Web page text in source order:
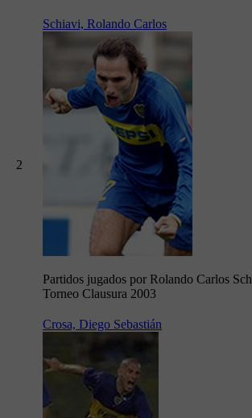
2
Schiavi, Rolando Carlos
Partidos jugados por Rolando Carlos
Torneo Clausura 2003
Crosa, Diego Sebastián